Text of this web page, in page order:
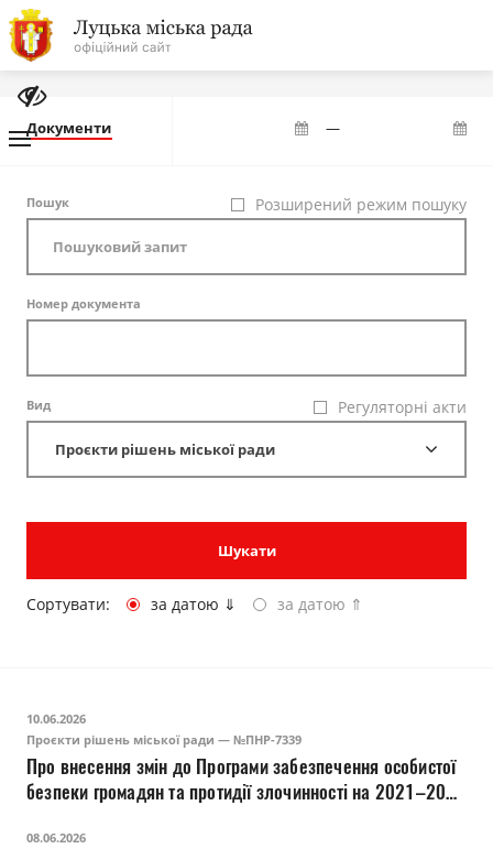
На
головну
сайту
Про місто
Міська влада
Міська рада
Публічна інформація
Документи
Документи —
Розширений режим пошуку
Пошук
Номер документа
Регуляторні акти
Вид
Проєкти рішень міської ради
Шукати
Сортувати: за датою ⇓ за датою ⇑
10.06.2026
Проєкти рішень міської ради — №ПНР-7339
Про внесення змін до Програми забезпечення особистої
безпеки громадян та протидії злочинності на 2021–2028
08.06.2026